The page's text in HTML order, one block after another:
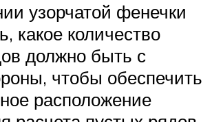
узорчатой фенечки
какое количество
должно быть с
чтобы обеспечить
расположение